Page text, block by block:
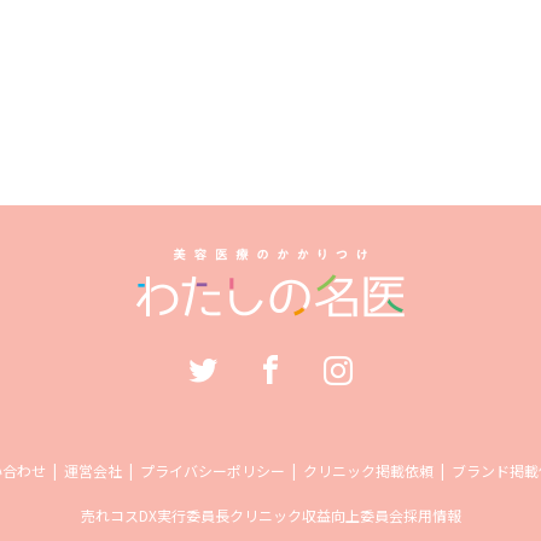
わせ 運営会社 プライバシーポリシー クリニック掲載依頼 ブランド掲
売れコスDX実行委員長クリニック収益向上委員会採用情報